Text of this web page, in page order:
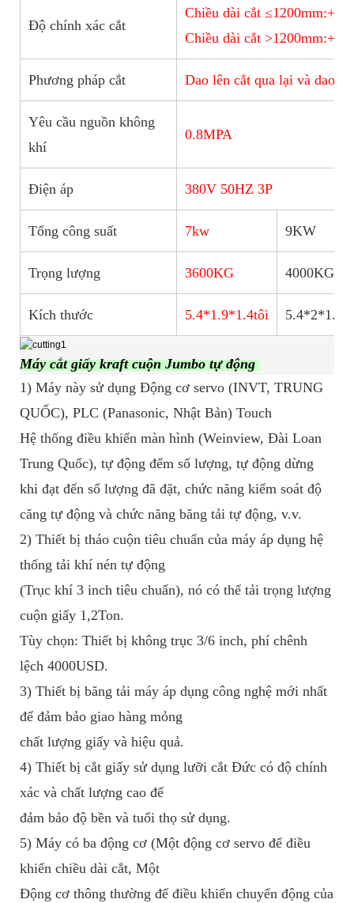
Độ chính xác cắt
Chiều dài cắt ≤1200mm:+/-
Chiều dài cắt >1200mm:+/-
Phương pháp cắt Dao lên cắt qua lại và dao
Yêu cầu nguồn không
khí
0.8MPA
Điện áp 380V 50HZ 3P
Tổng công suất 7kw 9KW
Trọng lượng 3600KG 4000KG
Kích thước 5.4*1.9*1.4tôi
Máy cắt giấy kraft cuộn Jumbo tự động
1) Máy này sử dụng Động cơ servo (INVT, TRUNG
QUỐC), PLC (Panasonic, Nhật Bản) Touch
Hệ thống điều khiển màn hình (Weinview, Đài Loan
Trung Quốc), tự động đếm số lượng, tự động dừng
khi đạt đến số lượng đã đặt, chức năng kiểm soát độ
căng tự động và chức năng băng tải tự động, v.v.
2) Thiết bị tháo cuộn tiêu chuẩn của máy áp dụng hệ
thống tải khí nén tự động
(Trục khí 3 inch tiêu chuẩn), nó có thể tải trọng lượng
cuộn giấy 1,2Ton.
Tùy chọn: Thiết bị không trục 3/6 inch, phí chênh
lệch 4000USD.
3) Thiết bị băng tải máy áp dụng công nghệ mới nhất
để đảm bảo giao hàng mỏng
chất lượng giấy và hiệu quả.
4) Thiết bị cắt giấy sử dụng lưỡi cắt Đức có độ chính
xác và chất lượng cao để
đảm bảo độ bền và tuổi thọ sử dụng.
5) Máy có ba động cơ (Một động cơ servo để điều
khiển chiều dài cắt, Một
Động cơ thông thường để điều khiển chuyển động của